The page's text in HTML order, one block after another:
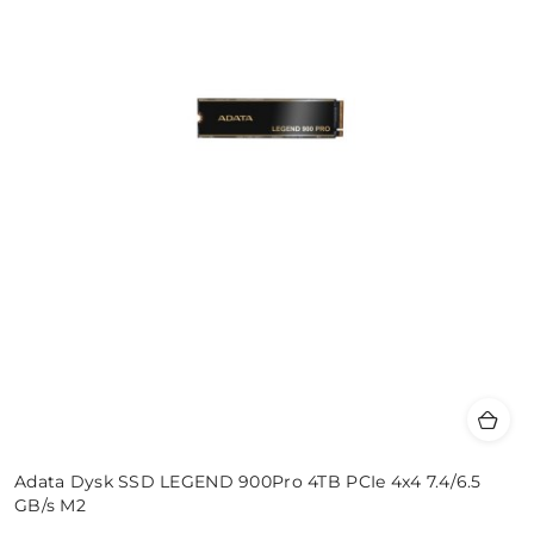
Adata Dysk SSD LEGEND 900Pro 4TB PCIe 4x4 7.4/6.5
GB/s M2